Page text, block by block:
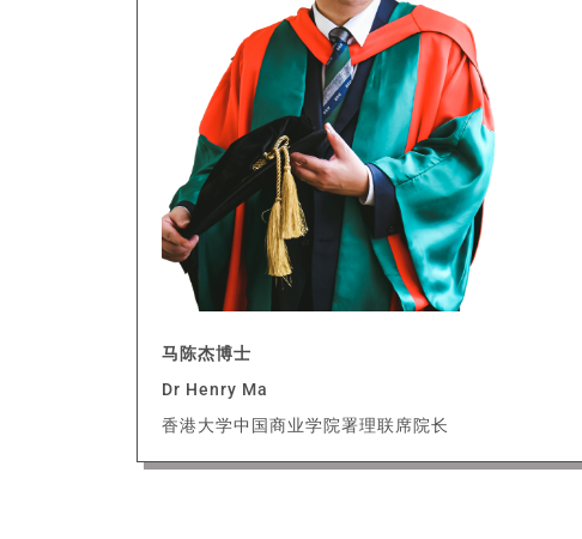
马陈杰博士
Dr Henry Ma
香港大学中国商业学院署理联席院长